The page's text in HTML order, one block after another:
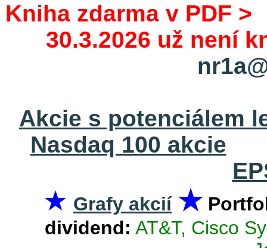
Kniha zdarma v PDF
30.3.2026 už není
Akcie s potenciálem
Nasdaq 100 akcie
★ Grafy akcií ★
dividend: AT&T, Cisco